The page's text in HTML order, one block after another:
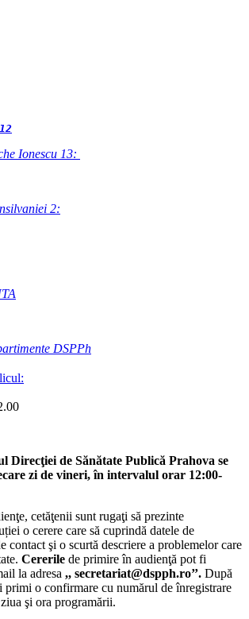
Ionescu 13:
2:
DSPPh
Direcţiei de Sănătate Publică Prahova se
zi de vineri, în intervalul orar 12:00-
cetăţenii sunt rugaţi să prezinte
o cerere care să cuprindă datele de
contact şi o scurtă descriere a problemelor care
Cererile de primire în audienţă pot fi
la adresa ,, secretariat@dspph.ro’’. După
primi o confirmare cu numărul de înregistrare
şi ora programării.